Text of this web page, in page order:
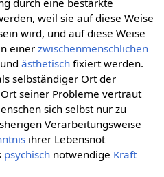
weil sie auf diese Weise
wird, und auf diese Weise
einer zwischenmenschlichen
ästhetischfixiert werden.
selbständiger Ort der
seiner Probleme vertraut
sich selbst nur zu
Verarbeitungsweise
ihrer Lebensnot
psychischnotwendige Kraft